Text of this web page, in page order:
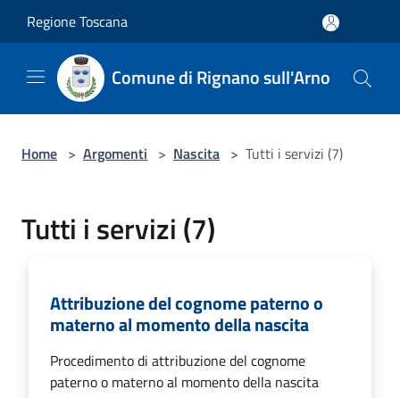
Regione Toscana
Comune di Rignano sull'Arno
Home > Argomenti > Nascita > Tutti i servizi (7)
Tutti i servizi (7)
Attribuzione del cognome paterno o
materno al momento della nascita
Procedimento di attribuzione del cognome
paterno o materno al momento della nascita